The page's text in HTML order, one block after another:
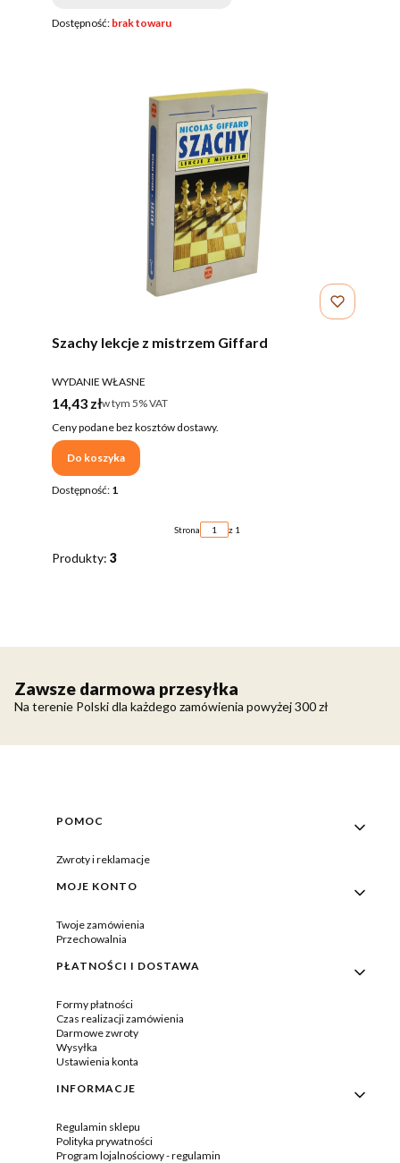
Dostępność: brak towaru
Szachy lekcje z mistrzem Giffard
PRODUCENT
WYDANIE WŁASNE
Cena brutto
14,43 złw tym %s VAT
w tym 5%VAT
Ceny podane bez kosztów dostawy.
Do koszyka
Dostępność: 1
Strona z 1
Produkty: 3
Zawsze darmowa przesyłka
Na terenie Polski dla każdego zamówienia powyżej 300 zł
Linki w stopce
POMOC
Zwroty i reklamacje
MOJE KONTO
Twoje zamówienia
Przechowalnia
PŁATNOŚCI I DOSTAWA
Formy płatności
Czas realizacji zamówienia
Darmowe zwroty
Wysyłka
Ustawienia konta
INFORMACJE
Regulamin sklepu
Polityka prywatności
Program lojalnościowy - regulamin